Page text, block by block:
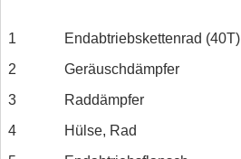
1
Endabtriebskettenrad (40T)
2
Geräuschdämpfer
3
Raddämpfer
4
Hülse, Rad